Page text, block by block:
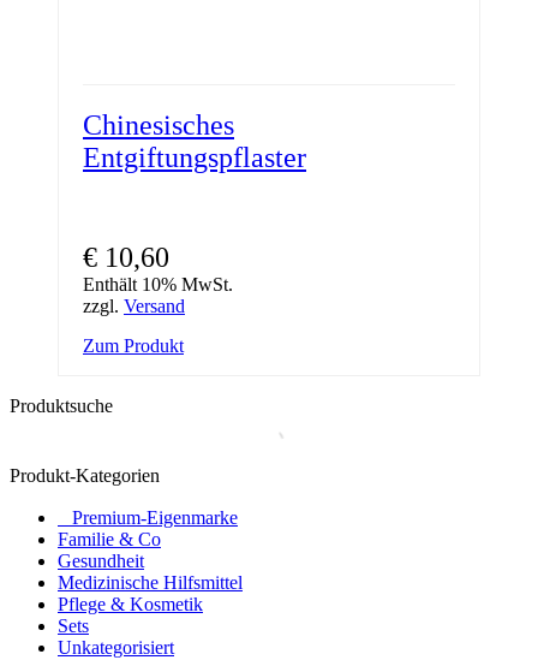
Chinesisches
Entgiftungspflaster
€ 10,60
Enthält 10% MwSt.
zzgl. Versand
Zum Produkt
Produktsuche
Produkt-Kategorien
⠀​Premium-Eigenmarke
Familie & Co
Gesundheit
Medizinische Hilfsmittel
Pflege & Kosmetik
Sets
Unkategorisiert